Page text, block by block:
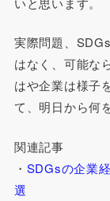
実際問題、
はなく、可能な
はや企業は様子
て、明日から何
関連記事
・ SDGsの企業
選